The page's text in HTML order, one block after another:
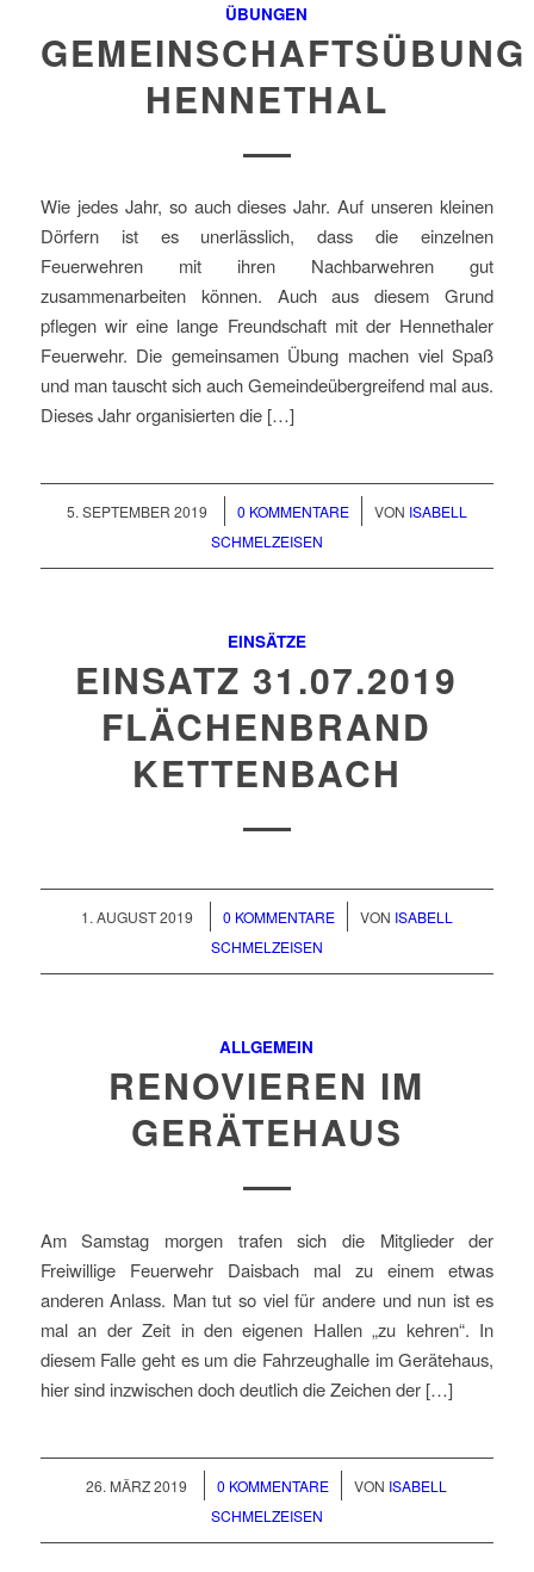
ÜBUNGEN
GEMEINSCHAFTSÜBUNG
HENNETHAL
Wie jedes Jahr, so auch dieses Jahr. Auf unseren kleinen
Dörfern ist es unerlässlich, dass die einzelnen
Feuerwehren mit ihren Nachbarwehren gut
zusammenarbeiten können. Auch aus diesem Grund
pflegen wir eine lange Freundschaft mit der Hennethaler
Feuerwehr. Die gemeinsamen Übung machen viel Spaß
und man tauscht sich auch Gemeindeübergreifend mal aus.
Dieses Jahr organisierten die […]
5. SEPTEMBER 2019
/ 0 KOMMENTARE
/ VON ISABELL
SCHMELZEISEN
EINSÄTZE
EINSATZ 31.07.2019
FLÄCHENBRAND
KETTENBACH
1. AUGUST 2019
/ 0 KOMMENTARE
/ VON ISABELL
SCHMELZEISEN
ALLGEMEIN
RENOVIEREN IM
GERÄTEHAUS
Am Samstag morgen trafen sich die Mitglieder der
Freiwillige Feuerwehr Daisbach mal zu einem etwas
anderen Anlass. Man tut so viel für andere und nun ist es
mal an der Zeit in den eigenen Hallen „zu kehren“. In
diesem Falle geht es um die Fahrzeughalle im Gerätehaus,
hier sind inzwischen doch deutlich die Zeichen der […]
26. MÄRZ 2019
/ 0 KOMMENTARE
/ VON ISABELL
SCHMELZEISEN